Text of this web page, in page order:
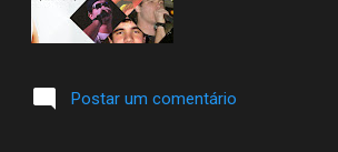
Postar um comentário